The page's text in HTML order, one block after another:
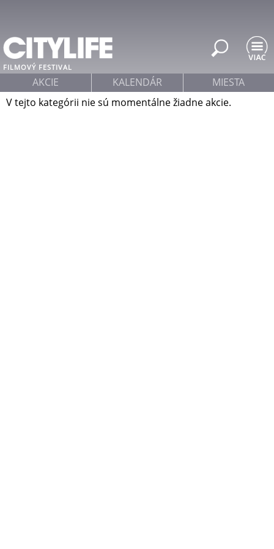
FILMOVÝ FESTIVAL
V tejto kategórii nie sú momentálne žiadne akcie.
AKCIE KALENDÁR MIESTA